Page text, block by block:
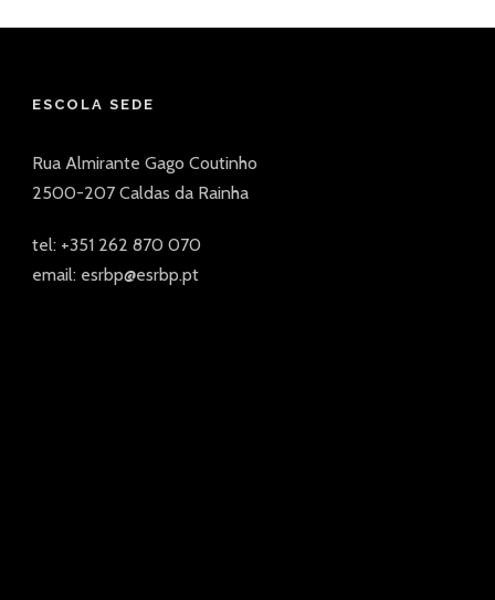
ESCOLA SEDE
Rua Almirante Gago Coutinho
2500-207 Caldas da Rainha
tel: +351 262 870 070
email: esrbp@esrbp.pt